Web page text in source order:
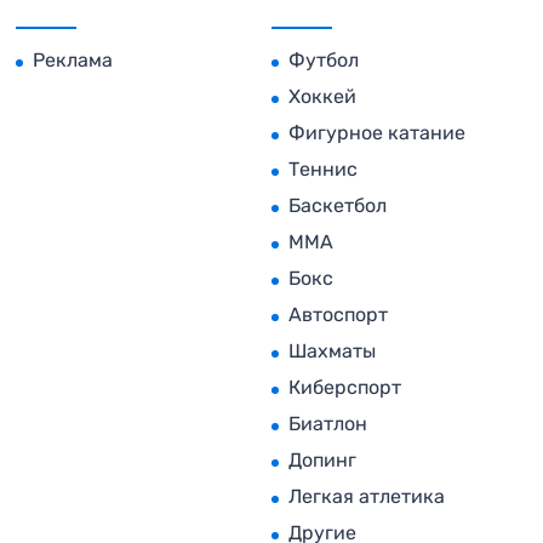
Реклама
Футбол
Хоккей
Фигурное катание
Теннис
Баскетбол
MMA
Бокс
Автоспорт
Шахматы
Киберспорт
Биатлон
Допинг
Легкая атлетика
Другие